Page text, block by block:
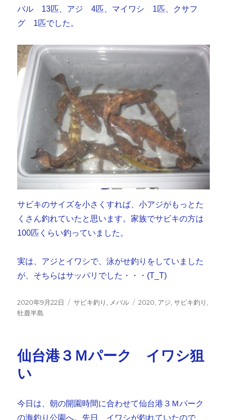
バル 13匹、アジ 4匹、マイワシ 1匹、クサフ
グ 1匹でした。
サビキのサイズを小さくすれば、小アジがもっとた
くさん釣れていたと思います。家族でサビキの方は
100匹くらい釣っていました。
実は、アジとイワシで、泳がせ釣りをしていました
が、そちらはサッパリでした・・・(T_T)
投
稿
2020年9月22日
カ
サビキ釣り メバル
タ
2020 アジ ,サビキ釣り
牡鹿半島
仙台港３Ｍパーク イワシ狙
い
今日は、朝の開園時間に合わせて仙台港３Ｍパーク
の海釣り公園へ。先日、イワシが釣れていたので、